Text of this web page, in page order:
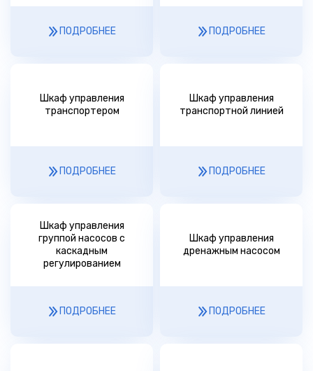
ПОДРОБНЕЕ ПОДРОБНЕЕ
Шкаф управления
транспортером
ПОДРОБНЕЕ
Шкаф управления
транспортной линией
ПОДРОБНЕЕ
Шкаф управления
группой насосов с
каскадным
регулированием
ПОДРОБНЕЕ
Шкаф управления
дренажным насосом
ПОДРОБНЕЕ